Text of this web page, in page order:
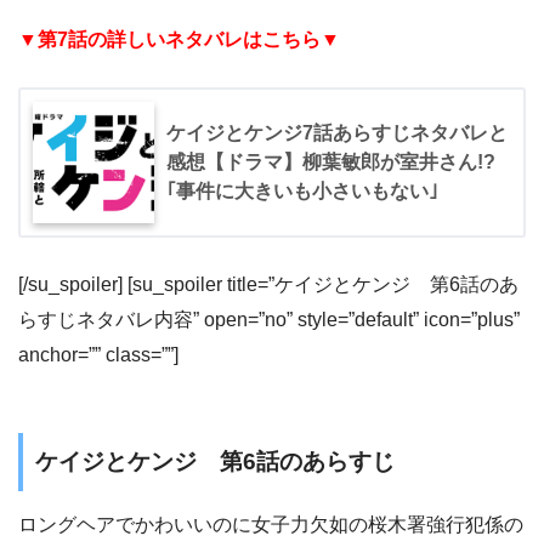
▼第7話の詳しいネタバレはこちら▼
ケイジとケンジ7話あらすじネタバレと
感想【ドラマ】柳葉敏郎が室井さん!?
｢事件に大きいも小さいもない｣
[/su_spoiler] [su_spoiler title=”ケイジとケンジ 第6話のあ
らすじネタバレ内容” open=”no” style=”default” icon=”plus”
anchor=”” class=””]
ケイジとケンジ 第6話のあらすじ
ロングヘアでかわいいのに女子力欠如の桜木署強行犯係の